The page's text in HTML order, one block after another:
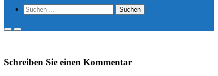
Show
Search
Suchen
nach:
Primary
Primary
Schreiben Sie einen Kommentar